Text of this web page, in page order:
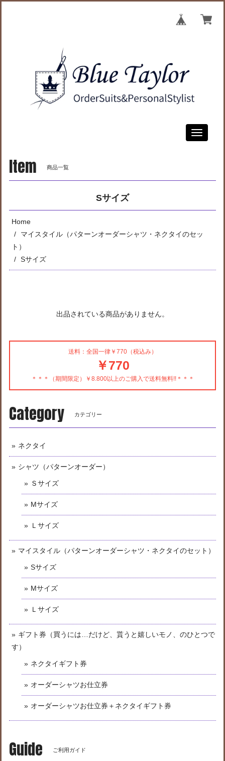
Toggle
Item 商品一覧
Sサイズ
Home
マイスタイル（パターンオーダーシャツ・ネクタイのセッ
ト）
Sサイズ
出品されている商品がありません。
送料：全国一律￥770（税込み）
￥770
＊＊＊（期間限定）￥8.800以上のご購入で送料無料!!＊＊＊
Category カテゴリー
ネクタイ
シャツ（パターンオーダー）
Ｓサイズ
Mサイズ
Ｌサイズ
マイスタイル（パターンオーダーシャツ・ネクタイのセット）
Sサイズ
Mサイズ
Ｌサイズ
ギフト券（買うには…だけど、貰うと嬉しいモノ、のひとつで
す）
ネクタイギフト券
オーダーシャツお仕立券
オーダーシャツお仕立券＋ネクタイギフト券
Guide ご利用ガイド